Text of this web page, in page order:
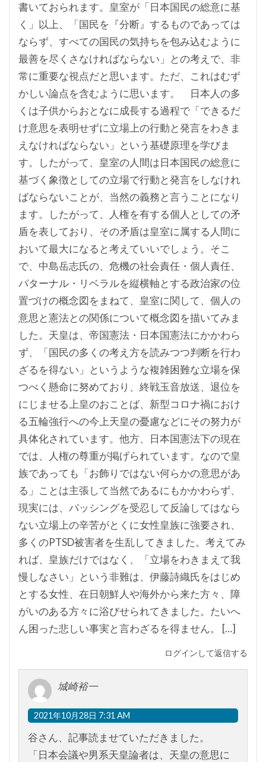
書いておられます。皇室が「日本国民の総意に基
く」以上、「国民を『分断』するものであっては
ならず、すべての国民の気持ちを包み込むように
最善を尽くさなければならない」との考えで、非
常に重要な視点だと思います。ただ、これはむず
かしい論点を含むように思います。 日本人の多
くは子供からおとなに成長する過程で「できるだ
け意思を表明せずに立場上の行動と発言をわきま
えなければならない」という基礎原理を学びま
す。したがって、皇室の人間は日本国民の総意に
基づく象徴としての立場で行動と発言をしなけれ
ばならないことが、当然の義務と言うことになり
ます。したがって、人権を有する個人としての矛
盾を表しており、その矛盾は皇室に属する人間に
おいて最大になると考えていいでしょう。そこ
で、中島岳志氏の、危機の社会責任・個人責任、
パターナル・リベラルを縦横軸とする政治家の位
置づけの概念図をまねて、皇室に関して、個人の
意思と憲法との関係について概念図を描いてみま
した。天皇は、帝国憲法・日本国憲法にかかわら
ず、「国民の多くの考え方を読みつつ判断を行わ
ざるを得ない」というような複雑困難な立場を保
つべく懸命に努めており、終戦玉音放送、退位を
にじませる上皇のおことば、新型コロナ禍におけ
る五輪強行への今上天皇の憂慮などにその努力が
具体化されています。他方、日本国憲法下の現在
では、人権の尊重が掲げられています。なので皇
族であっても「お飾りではない何らかの意思があ
る」ことは主張して当然であるにもかかわらず、
現実には、パッシングを受忍して反論してはなら
ない立場上の辛苦がとくに女性皇族に強要され、
多くのPTSD被害者を生乱してきました。考えてみ
れば、皇族だけではなく、「立場をわきまえて我
慢しなさい」という非難は、伊藤詩織氏をはじめ
とする女性、在日朝鮮人や海外から来た方々、障
がいのある方々に浴びせられてきました。たいへ
ん困った悲しい事実と言わざるを得ません。 […]
ログインして返信する
城崎裕一
2021年10月28日 7:31 AM
谷さん、記事読ませていただきました。
「日本会議や男系天皇論者は、天皇の意思に